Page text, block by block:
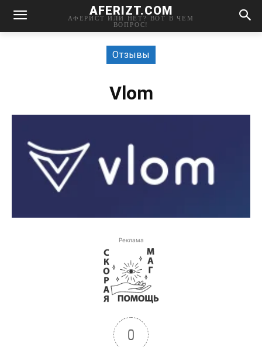
AFERIZT.COM
АФЕРИСТ ИЛИ НЕТ? ВОТ В ЧЕМ
ВОПРОС!
Отзывы
Vlom
Реклама
0